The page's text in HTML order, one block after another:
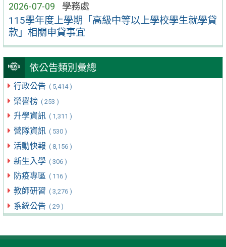
2026-07-09 學務處
115學年度上學期「高級中等以上學校學生就學貸
款」相關申貸事宜
依公告類別彙總
行政公告 ( 5,414 )
榮譽榜 ( 253 )
升學資訊 ( 1,311 )
營隊資訊 ( 530 )
活動快報 ( 8,156 )
新生入學 ( 306 )
防疫專區 ( 116 )
教師研習 ( 3,276 )
系統公告 ( 29 )